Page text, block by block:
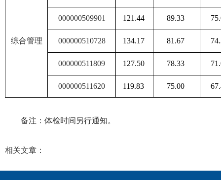
综合管理
000000509901 121.44 89.33
000000510728 134.17 81.67
000000511809 127.50 78.33
000000511620 119.83 75.00
备注：体检时间另行通知。
相关文章：